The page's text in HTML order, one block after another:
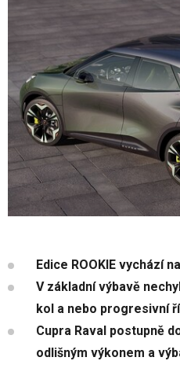
Edice ROOKIE vychází
V základní výbavě
kol a nebo progresivní
Cupra Raval postupně
odlišným výkonem a